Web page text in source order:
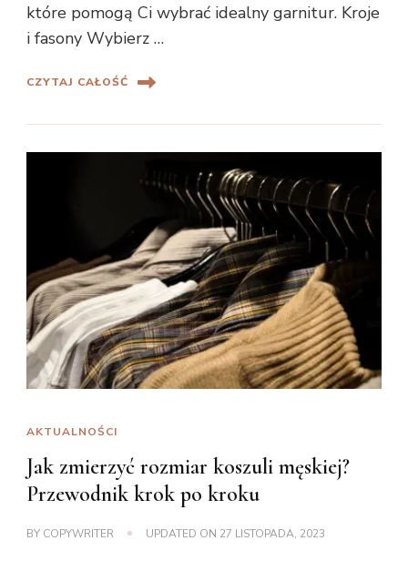
które pomogą Ci wybrać idealny garnitur. Kroje
i fasony Wybierz …
CZYTAJ CAŁOŚĆ
AKTUALNOŚCI
Jak zmierzyć rozmiar koszuli męskiej?
Przewodnik krok po kroku
BY COPYWRITER UPDATED ON 27 LISTOPADA, 2023